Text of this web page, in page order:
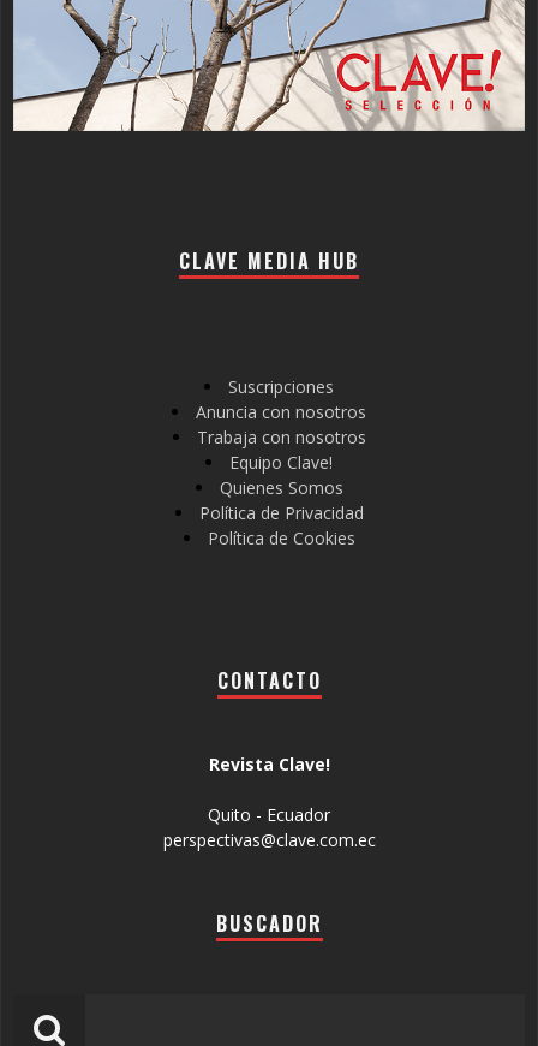
CLAVE MEDIA HUB
Suscripciones
Anuncia con nosotros
Trabaja con nosotros
Equipo Clave!
Quienes Somos
Política de Privacidad
Política de Cookies
CONTACTO
Revista Clave!
Quito - Ecuador
perspectivas@clave.com.ec
BUSCADOR